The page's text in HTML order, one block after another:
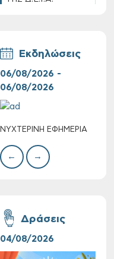
Επαναλειτουργία
SeaTrac στην
παραλία του Αγίου
Ονουφρίου
Εκδηλώσεις
06/08/2026 -
06/08/2026
ΝΥΧΤΕΡΙΝΗ ΕΦΗΜΕΡΙΑ
← →
Δράσεις
04/08/2026